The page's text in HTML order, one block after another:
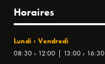
Horaires
Lundi › Vendredi
08:30 › 12:00 | 13:00 › 16:30